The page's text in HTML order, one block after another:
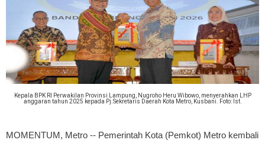
Kepala BPK RI Perwakilan Provinsi Lampung, Nugroho Heru Wibowo, menyerahkan LHP
anggaran tahun 2025 kepada Pj.Sekretaris Daerah Kota Metro, Kusbani. Foto: Ist.
MOMENTUM, Metro -- Pemerintah Kota (Pemkot) Metro kembali